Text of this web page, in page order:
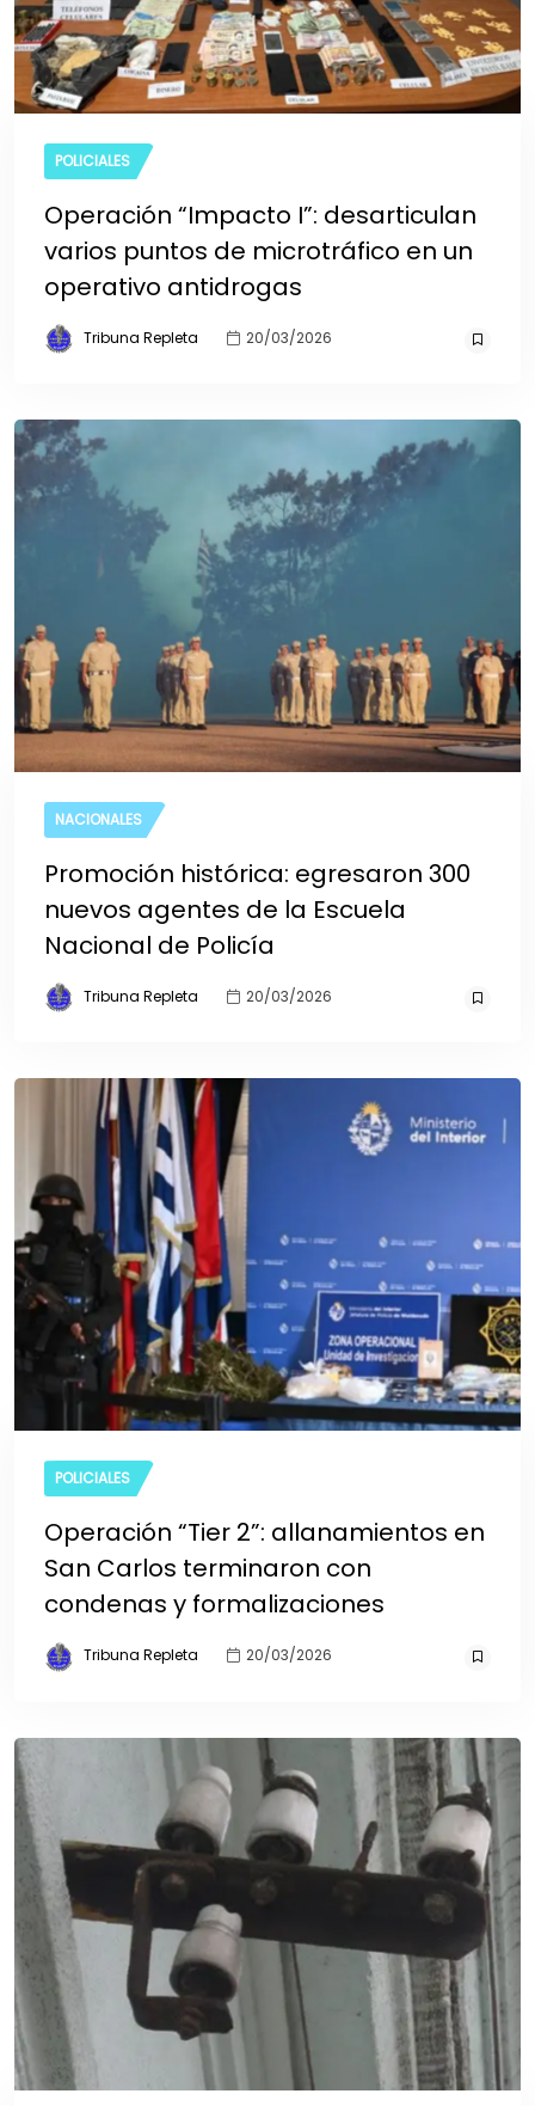
POLICIALES
Operación “Impacto I”: desarticulan
varios puntos de microtráfico en un
operativo antidrogas
Tribuna Repleta 20/03/2026
NACIONALES
Promoción histórica: egresaron 300
nuevos agentes de la Escuela
Nacional de Policía
Tribuna Repleta 20/03/2026
POLICIALES
Operación “Tier 2”: allanamientos en
San Carlos terminaron con
condenas y formalizaciones
Tribuna Repleta 20/03/2026